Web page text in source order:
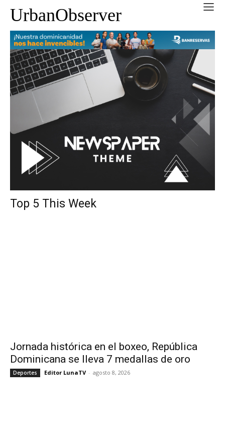
UrbanObserver
Top 5 This Week
Jornada histórica en el boxeo, República
Dominicana se lleva 7 medallas de oro
Deportes Editor LunaTV - agosto 8, 2026